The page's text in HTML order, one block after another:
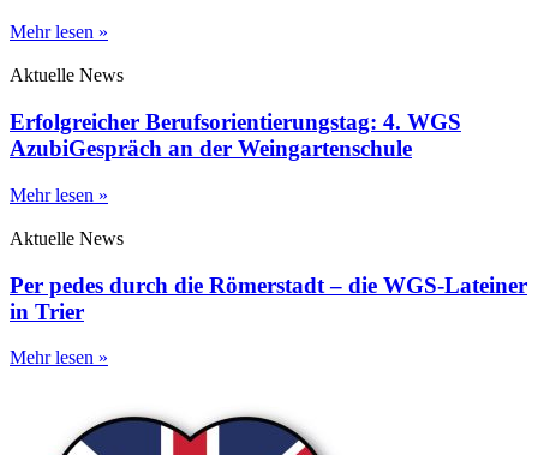
Mehr lesen »
Aktuelle News
Erfolgreicher Berufsorientierungstag: 4. WGS
AzubiGespräch an der Weingartenschule
Mehr lesen »
Aktuelle News
Per pedes durch die Römerstadt – die WGS-Lateiner
in Trier
Mehr lesen »